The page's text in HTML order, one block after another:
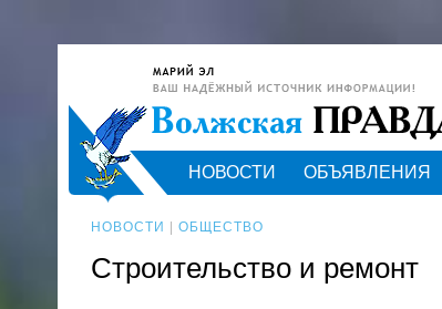
НОВОСТИ ОБЪЯВЛЕНИЯ
НОВОСТИ ОБЩЕСТВО
Строительство и ремонт